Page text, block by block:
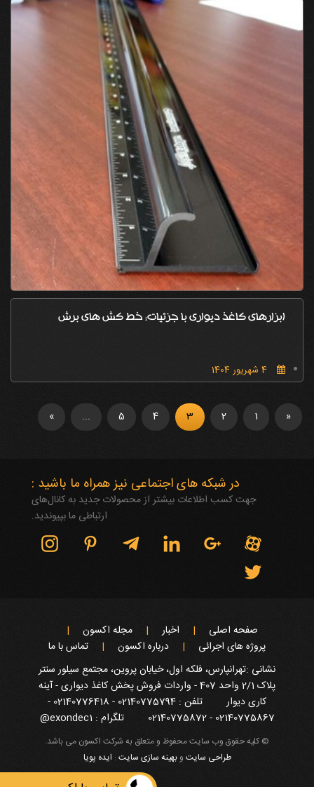
ابزارهای کاغذ دیواری با جزئیات: خط کش های برش
«
1
2
3
4
5
...
»
در شبکه های اجتماعی نیز همراه ما باشید :
جهت کسب اطلاعات بیشتر از محصولات جدید به کانال‌های
ارتباطی ما بپیوندید.
صفحه اصلی اخبار
مجله اکسون
پروژه های اجرائی
درباره اکسون
تماس با ما
نشانی :تهرانپارس، فلکه اول، خیابان پروین، مجتمع سیلور سنتر
پلاک 2/1 واحد 407 - واردات فروش پخش کاغذ دیواری - آینه
کاری دیوار
تلفن : 02140775794 - 02140776418 -
02140775867 - 02140775872
تلگرام : exondec1@
© کلیه حقوق وب سایت محفوظ و متعلق به شرکت اکسون می باشد.
طراحی سایت وبهینه سازی سایت : ایده پویا